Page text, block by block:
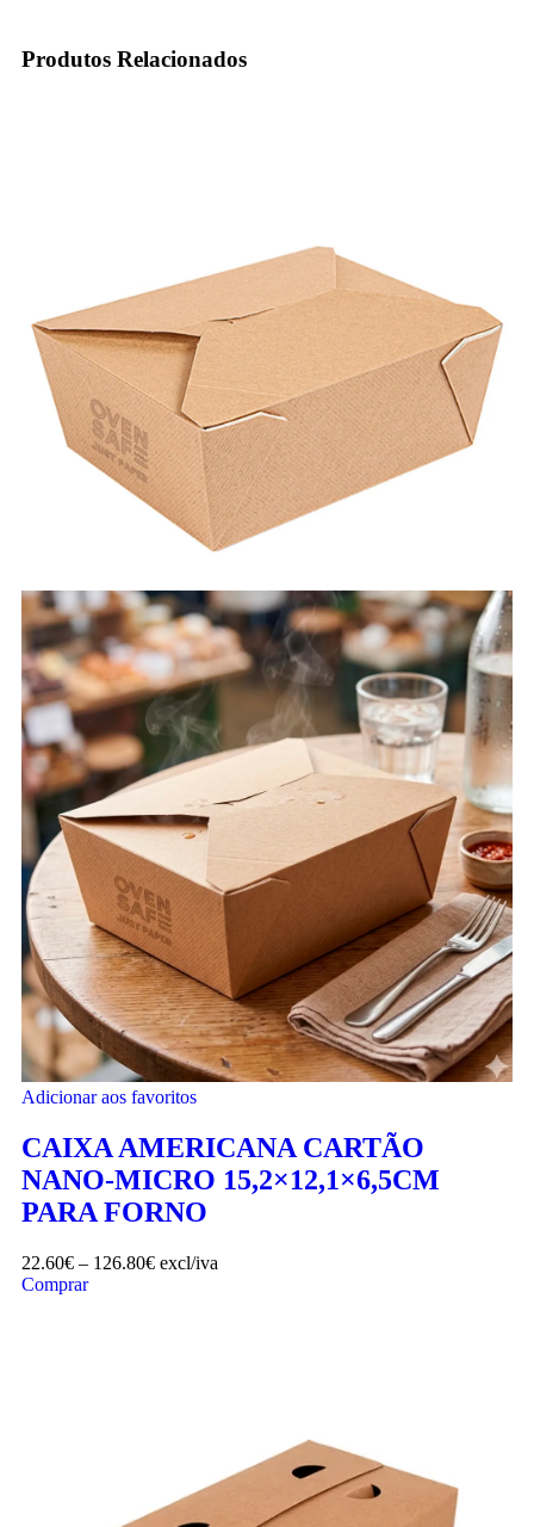
Produtos Relacionados
Adicionar aos favoritos
CAIXA AMERICANA CARTÃO
NANO-MICRO 15,2×12,1×6,5CM
PARA FORNO
22.60€ – 126.80€ excl/iva
Comprar